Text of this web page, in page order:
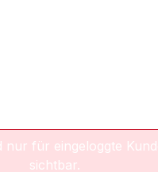
nur für eingeloggte
sichtbar.